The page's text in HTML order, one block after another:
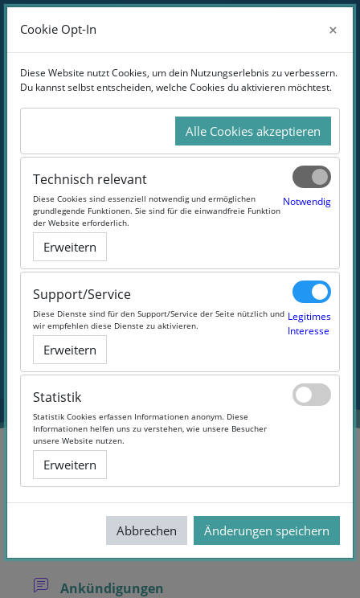
Zum Hauptinhalt
Website-Übersicht
Anmelden
Unsere Schulungen in
Sicher ist sicher
#Erste Hilfe #Arbeitsschutz
Abschnittsübersicht
Ankündigungen
Cookie Opt-In ×
Diese Website nutzt Cookies, um dein Nutzungserlebnis zu verbessern.
Du kannst selbst entscheiden, welche Cookies du aktivieren möchtest.
Alle Cookies akzeptieren
Technisch relevant
Diese Cookies sind essenziell notwendig und ermöglichen
grundlegende Funktionen. Sie sind für die einwandfreie Funktion
der Website erforderlich.
Notwendig
Erweitern
Support/Service
Diese Dienste sind für den Support/Service der Seite nützlich und
wir empfehlen diese Dienste zu aktivieren.
Legitimes
Interesse
Erweitern
Statistik
Statistik Cookies erfassen Informationen anonym. Diese
Informationen helfen uns zu verstehen, wie unsere Besucher
unsere Website nutzen.
Erweitern
Abbrechen Änderungen speichern
Cookie Opt-In ×
Diese Website nutzt Cookies, um dein Nutzungserlebnis zu verbessern.
Du kannst selbst entscheiden, welche Cookies du aktivieren möchtest.
Alle Cookies akzeptieren
Technisch relevant
Diese Cookies sind essenziell notwendig und ermöglichen
grundlegende Funktionen. Sie sind für die einwandfreie Funktion
der Website erforderlich.
Notwendig
Erweitern
Support/Service
Diese Dienste sind für den Support/Service der Seite nützlich und
wir empfehlen diese Dienste zu aktivieren.
Legitimes
Interesse
Erweitern
Statistik
Statistik Cookies erfassen Informationen anonym. Diese
Informationen helfen uns zu verstehen, wie unsere Besucher
unsere Website nutzen.
Erweitern
Abbrechen Änderungen speichern